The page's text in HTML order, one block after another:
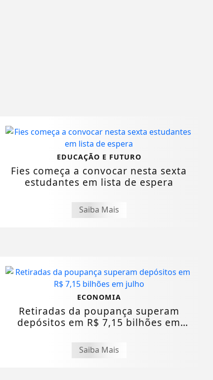
EDUCAÇÃO E FUTURO
Fies começa a convocar nesta sexta
estudantes em lista de espera
Saiba Mais
ECONOMIA
Retiradas da poupança superam
depósitos em R$ 7,15 bilhões em
Saiba Mais